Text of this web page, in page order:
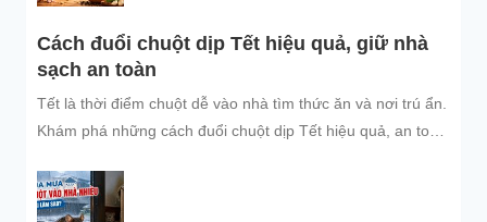
Cách đuổi chuột dịp Tết hiệu quả, giữ nhà
sạch an toàn
Tết là thời điểm chuột dễ vào nhà tìm thức ăn và nơi trú ẩn.
Khám phá những cách đuổi chuột dịp Tết hiệu quả, an toàn
đình và đón năm mới an tâm.